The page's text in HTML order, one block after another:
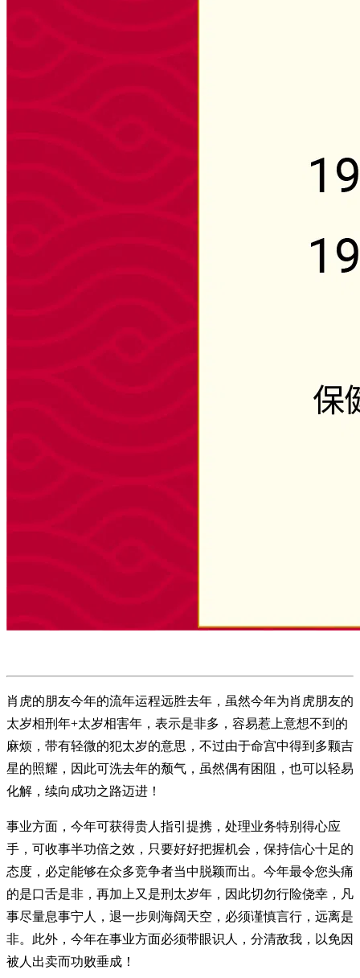
肖虎的朋友今年的流年运程远胜去年，虽然今年为肖虎朋友的
太岁相刑年+太岁相害年，表示是非多，容易惹上意想不到的
麻烦，带有轻微的犯太岁的意思，不过由于命宫中得到多颗吉
星的照耀，因此可洗去年的颓气，虽然偶有困阻，也可以轻易
化解，续向成功之路迈进！
事业方面，今年可获得贵人指引提携，处理业务特别得心应
手，可收事半功倍之效，只要好好把握机会，保持信心十足的
态度，必定能够在众多竞争者当中脱颖而出。今年最令您头痛
的是口舌是非，再加上又是刑太岁年，因此切勿行险侥幸，凡
事尽量息事宁人，退一步则海阔天空，必须谨慎言行，远离是
非。此外，今年在事业方面必须带眼识人，分清敌我，以免因
被人出卖而功败垂成！